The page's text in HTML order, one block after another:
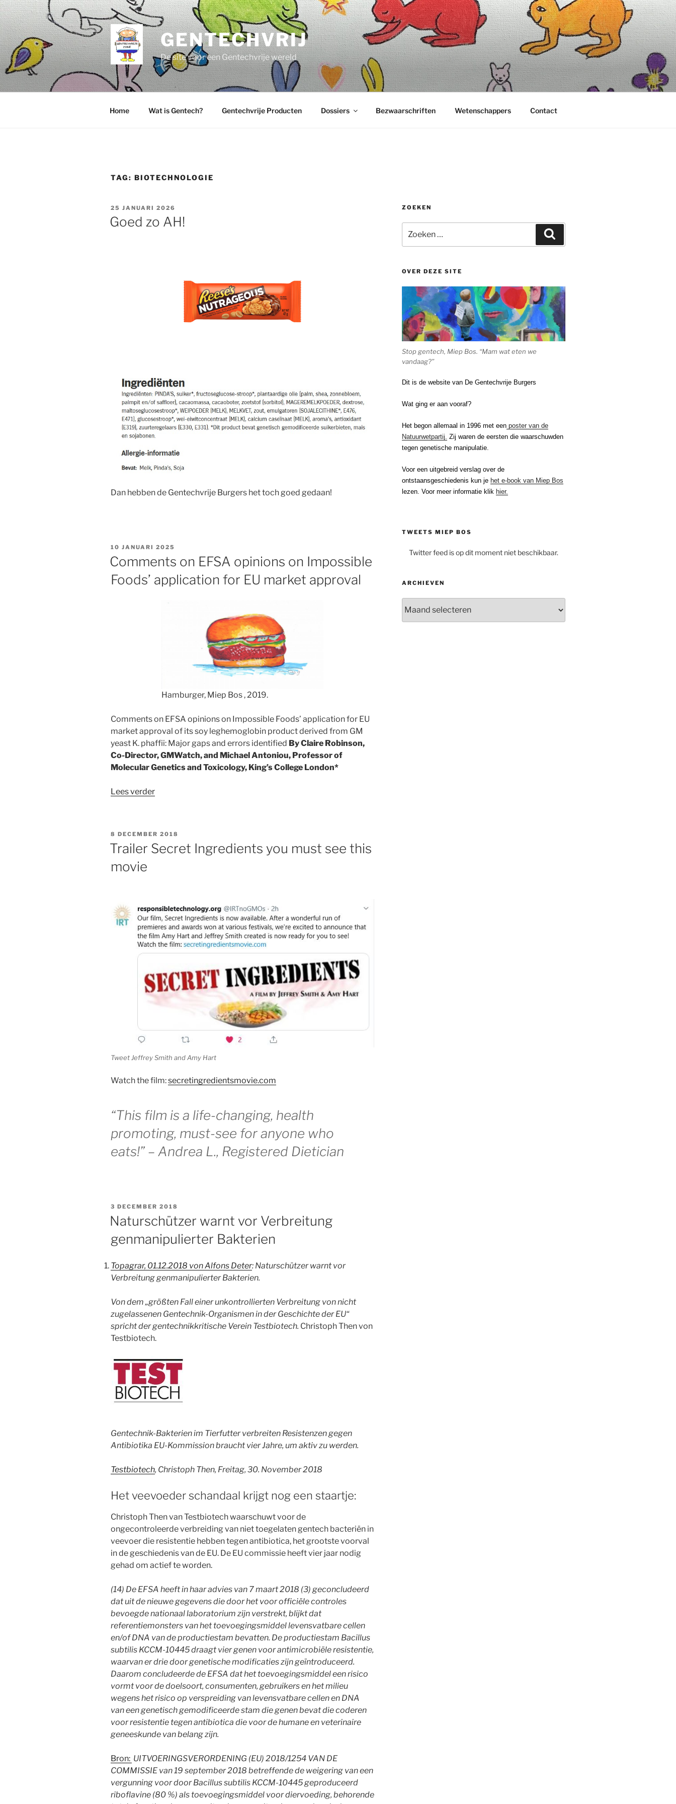
Ga
naar
de
inhoud
GENTECHVRIJ
De site voor een Gentechvrije wereld
Home Wat is Gentech? Gentechvrije Producten Dossiers Bezwaarschriften Wetenschappers Contact
TAG: BIOTECHNOLOGIE
GEPLAATST
OP
25 JANUARI 2026
Goed zo AH!
Dan hebben de Gentechvrije Burgers het toch goed gedaan!
GEPLAATST
OP
10 JANUARI 2025
Comments on EFSA opinions on Impossible
Foods’ application for EU market approval
Hamburger, Miep Bos , 2019.
Comments on EFSA opinions on Impossible Foods’ application for EU
market approval of its soy leghemoglobin product derived from GM
yeast K. phaffii: Major gaps and errors identified By Claire Robinson,
Co-Director, GMWatch, and Michael Antoniou, Professor of
Molecular Genetics and Toxicology, King’s College London*
Lees verder“Comments
Impossible
market
approval”
GEPLAATST
OP
8 DECEMBER 2018
Trailer Secret Ingredients you must see this
movie
Tweet Jeffrey Smith and Amy Hart
Watch the film:secretingredientsmovie.com
“This film is a life-changing, health
promoting, must-see for anyone who
eats!” – Andrea L., Registered Dietician
GEPLAATST
OP
3 DECEMBER 2018
Naturschützer warnt vor Verbreitung
genmanipulierter Bakterien
Topagrar, 01.12.2018 vonAlfons Deter: Naturschützer warnt vor
Verbreitung genmanipulierter Bakterien.
Von dem „größten Fall einer unkontrollierten Verbreitung von nicht
zugelassenen Gentechnik-Organismen in der Geschichte der EU“
spricht der gentechnikkritische Verein Testbiotech. Christoph Then von
Testbiotech.
Gentechnik-Bakterien im Tierfutter verbreiten Resistenzen gegen
Antibiotika EU-Kommission braucht vier Jahre, um aktiv zu werden.
Testbiotech, Christoph Then, Freitag, 30. November 2018
Het veevoeder schandaal krijgt nog een staartje:
Christoph Then van Testbiotech waarschuwt voor de
ongecontroleerde verbreiding van niet toegelaten gentech bacteriën in
veevoer die resistentie hebben tegen antibiotica, het grootste voorval
in de geschiedenis van de EU. De EU commissie heeft vier jaar nodig
gehad om actief te worden.
(14) De EFSA heeft in haar advies van 7 maart 2018 (3) geconcludeerd
dat uit de nieuwe gegevens die door het voor officiële controles
bevoegde nationaal laboratorium zijn verstrekt, blijkt dat
referentiemonsters van het toevoegingsmiddel levensvatbare cellen
en/of DNA van de productiestam bevatten. De productiestam Bacillus
subtilis KCCM-10445 draagt vier genen voor antimicrobiële resistentie,
waarvan er drie door genetische modificaties zijn geïntroduceerd.
Daarom concludeerde de EFSA dat het toevoegingsmiddel een risico
vormt voor de doelsoort, consumenten, gebruikers en het milieu
wegens het risico op verspreiding van levensvatbare cellen en DNA
van een genetisch gemodificeerde stam die genen bevat die coderen
voor resistentie tegen antibiotica die voor de humane en veterinaire
geneeskunde van belang zijn.
Bron: UITVOERINGSVERORDENING (EU) 2018/1254 VAN DE
COMMISSIE van 19 september 2018 betreffende de weigering van een
vergunning voor door Bacillus subtilis KCCM-10445 geproduceerd
riboflavine (80 %) als toevoegingsmiddel voor diervoeding, behorende
ZOEKEN
naar:
OVER DEZE SITE
Stop gentech, Miep Bos. “Mam wat eten we
vandaag?”
Dit is de website van De Gentechvrije Burgers
Wat ging er aan vooraf?
Het begon allemaal in 1996 met eenposter van de
Natuurwetpartij. Zij waren de eersten die waarschuwden
tegen genetische manipulatie.
Voor een uitgebreid verslag over de
ontstaansgeschiedenis kun je het e-book van Miep Bos
lezen. Voor meer informatie klik hier.
TWEETS MIEP BOS
Twitter feed is op dit moment niet beschikbaar.
ARCHIEVEN